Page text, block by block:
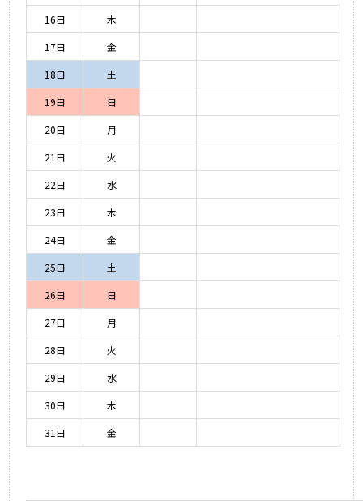
16日
木
17日
金
18日
土
19日
日
20日
月
21日
火
22日
水
23日
木
24日
金
25日
土
26日
日
27日
月
28日
火
29日
水
30日
木
31日
金